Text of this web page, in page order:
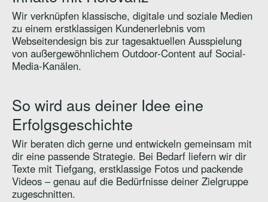
Wir verknüpfen klassische, digitale und soziale Medien
zu einem erstklassigen Kundenerlebnis vom
Webseitendesign bis zur tagesaktuellen Ausspielung
von außergewöhnlichem Outdoor-Content auf Social-
Media-Kanälen.
So wird aus deiner Idee eine
Erfolgsgeschichte
Wir beraten dich gerne und entwickeln gemeinsam mit
dir eine passende Strategie. Bei Bedarf liefern wir dir
Texte mit Tiefgang, erstklassige Fotos und packende
Videos – genau auf die Bedürfnisse deiner Zielgruppe
zugeschnitten.